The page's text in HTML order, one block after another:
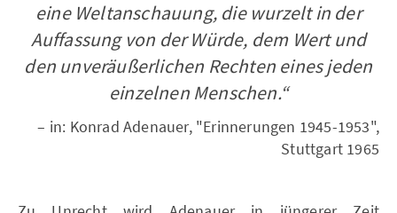
eine Weltanschauung, die wurzelt in der
Auffassung von der Würde, dem Wert und
den unveräußerlichen Rechten eines jeden
einzelnen Menschen.“
– in: Konrad Adenauer, "Erinnerungen 1945-1953",
Stuttgart 1965